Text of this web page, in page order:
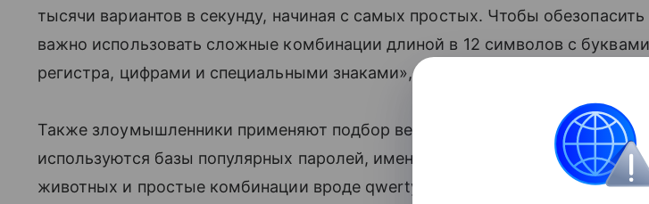
тысячи вариантов в секунду, начиная с самых простых. Чтобы обезопасить
важно использовать сложные комбинации длиной в 12 символов с буквами
регистра, цифрами и специальными знаками», — говорится в сообщении.
Также злоумышленники применяют подбор вероятных сочетаний. В этом
используются базы популярных паролей, имена, даты рождения, клички
животных и простые комбинации вроде qwerty или «123456». «Если пароль